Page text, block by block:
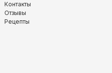
Контакты
Отзывы
Рецепты